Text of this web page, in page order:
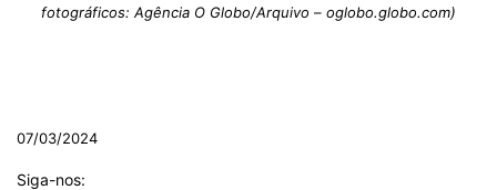
fotográficos: Agência O Globo/Arquivo – oglobo.globo.com)
07/03/2024
Siga-nos: